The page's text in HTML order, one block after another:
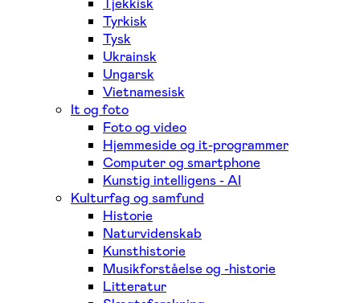
Tyrkisk
Tysk
Ukrainsk
Ungarsk
Vietnamesisk
It og foto
Foto og video
Hjemmeside og it-programmer
Computer og smartphone
Kunstig intelligens - AI
Kulturfag og samfund
Historie
Naturvidenskab
Kunsthistorie
Musikforståelse og -historie
Litteratur